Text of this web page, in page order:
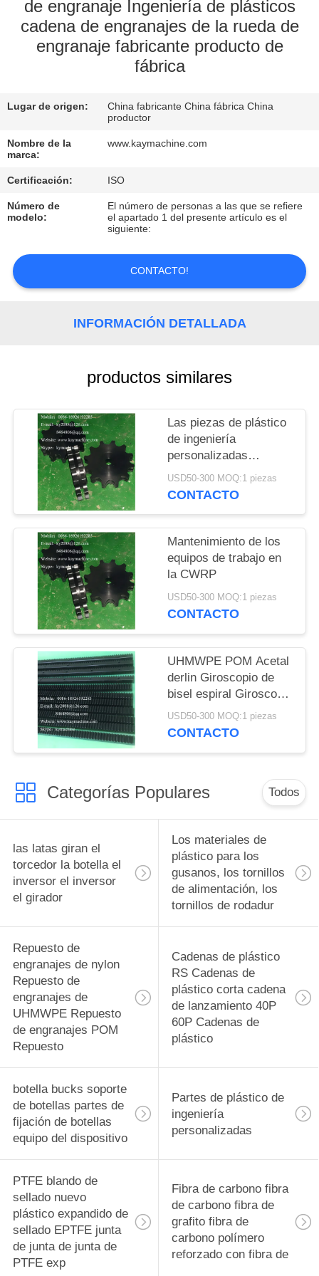
CONTROL
CONTACTO
NOTICIAS
SOLICITAR
COTIZACIÓN
PRIVACY
POLICY
de engranaje Ingeniería de plásticos
cadena de engranajes de la rueda de
engranaje fabricante producto de
fábrica
Lugar de origen:
China fabricante China fábrica China
productor
Nombre de la
marca:
www.kaymachine.com
Certificación: ISO
Número de
modelo:
El número de personas a las que se refiere
el apartado 1 del presente artículo es el
siguiente:
CONTACTO!
INFORMACIÓN DETALLADA
productos similares
Las piezas de plástico
de ingeniería
personalizadas
alimentan cuerdas
dentadas de gusano
de plástico Fabrica de
piezas
USD50-300 MOQ:1 piezas
CONTACTO
Mantenimiento de los
equipos de trabajo en
la CWRP
USD50-300 MOQ:1 piezas
CONTACTO
UHMWPE POM Acetal
derlin Giroscopio de
bisel espiral Giroscopio
de bisel cero
Giroscopio de bisel
engranajes
USD50-300 MOQ:1 piezas
CONTACTO
Categorías Populares Todos
las latas giran el
torcedor la botella el
inversor el inversor
el girador
Los materiales de
plástico para los
gusanos, los tornillos
de alimentación, los
tornillos de rodadur
Repuesto de
engranajes de nylon
Repuesto de
engranajes de
UHMWPE Repuesto
de engranajes POM
Repuesto
Cadenas de plástico
RS Cadenas de
plástico corta cadena
de lanzamiento 40P
60P Cadenas de
plástico
botella bucks soporte
de botellas partes de
fijación de botellas
equipo del dispositivo
Partes de plástico de
ingeniería
personalizadas
PTFE blando de
sellado nuevo
plástico expandido de
sellado EPTFE junta
de junta de junta de
PTFE exp
Fibra de carbono fibra
de carbono fibra de
grafito fibra de
carbono polímero
reforzado con fibra de